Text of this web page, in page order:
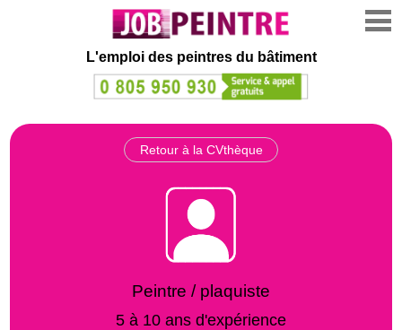
L'emploi des peintres du bâtiment
Retour à la CVthèque
Peintre / plaquiste
5 à 10 ans d'expérience